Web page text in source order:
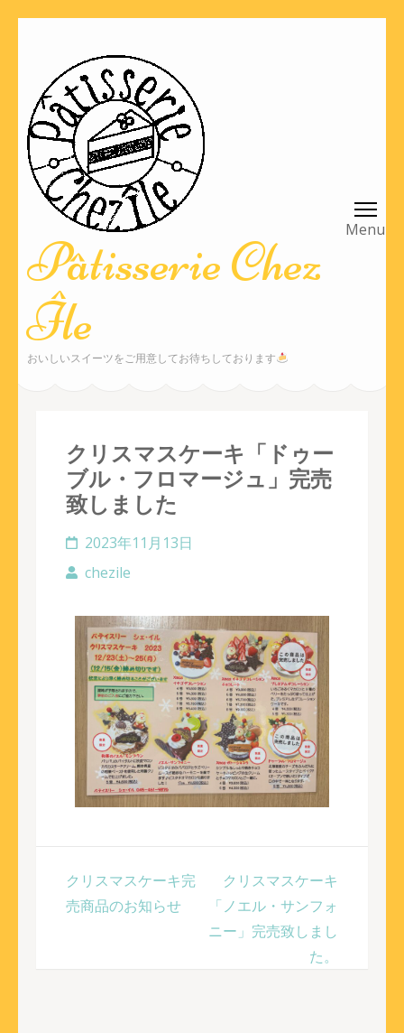
Pâtisserie Chez
Île
おいしいスイーツをご用意してお待ちしております
クリスマスケーキ「ドゥー
ブル・フロマージュ」完売
致しました
2023年11月13日
chezile
クリスマスケーキ完
売商品のお知らせ
クリスマスケーキ
「ノエル・サンフォ
ニー」完売致しまし
た。